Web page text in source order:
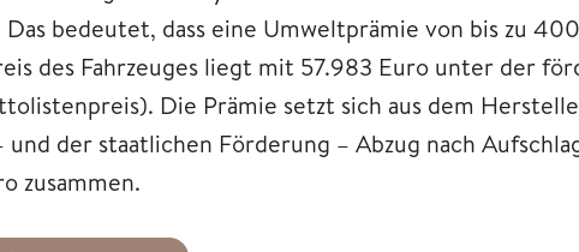
bedeutet, dass eine Umweltprämie von bis zu
des Fahrzeuges liegt mit 57.983 Euro unter der
Die Prämie setzt sich aus dem
der staatlichen Förderung – Abzug nach
zusammen.